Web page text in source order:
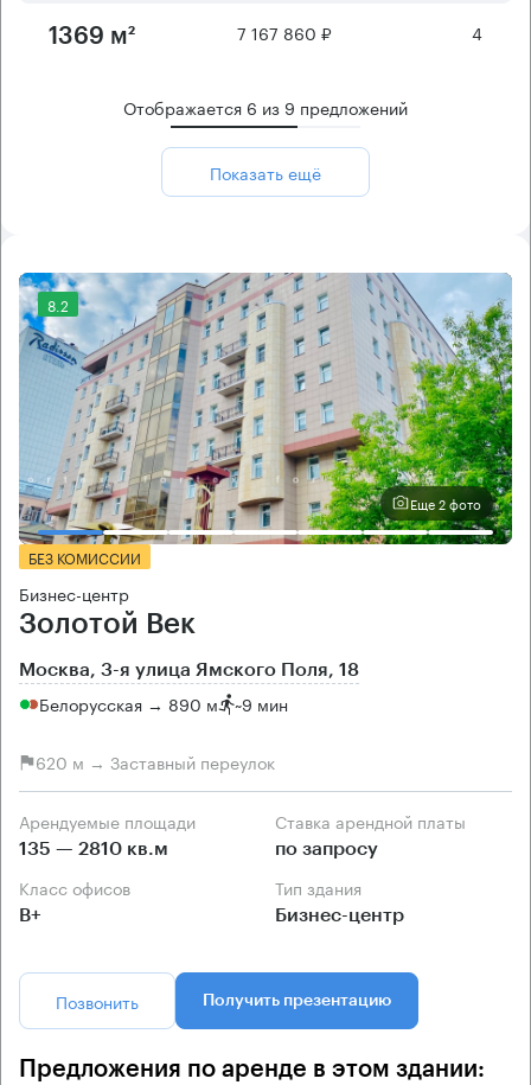
1369 м² 7 167 860 ₽ 4
Отображается 6 из 9 предложений
Показать ещё
8.2
Еще 2 фото
БЕЗ КОМИССИИ
Бизнес-центр
Золотой Век
Москва, 3-я улица Ямского Поля, 18
Белорусская → 890 м ~9 мин
620 м → Заставный переулок
Арендуемые площади
135 — 2810 кв.м
Ставка арендной платы
по запросу
Класс офисов
B+
Тип здания
Бизнес-центр
Позвонить Получить презентацию
Предложения по аренде в этом здании: